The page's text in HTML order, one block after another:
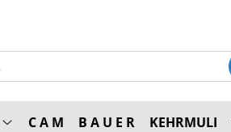
C A M B A U E R KEHRMULI